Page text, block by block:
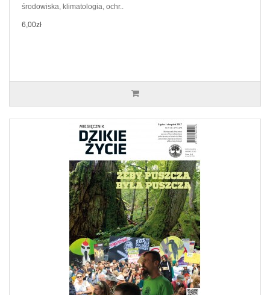
środowiska, klimatologia, ochr..
6,00zł